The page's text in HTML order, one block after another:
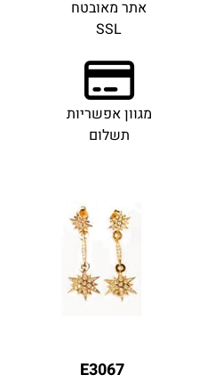
אתר מאובטח
SSL
מגוון אפשריות
תשלום
E3067